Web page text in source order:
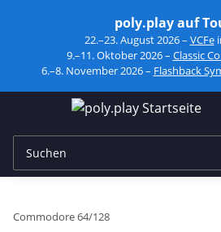
poly.play auf
22.–23. August 2026 – VCFe
9.–11. Oktober 2026 – Classic
6.–8. November 2026 – Flashback
Commodore 64/128